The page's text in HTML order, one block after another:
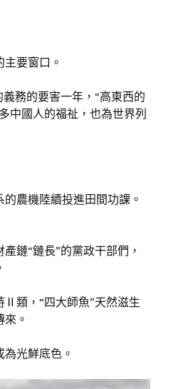
要窗口。
務的要害一年，“高東西的
中國人的福祉，也為世界列
農機陸續投進田間功課。
鏈“鏈長”的黨政干部們，
Ⅱ類，“四大師魚”天然滋生
。
光鮮底色。